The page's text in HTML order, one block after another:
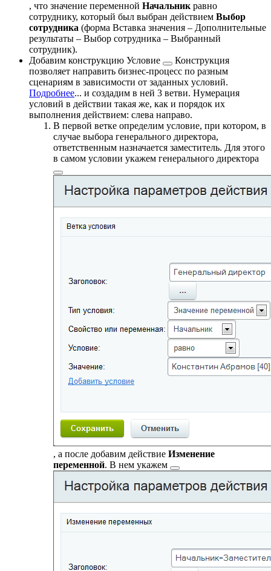
, что значение переменной Начальник равно
сотруднику, который был выбран действием Выбор
сотрудника (форма Вставка значения – Дополнительные
результаты – Выбор сотрудника – Выбранный
сотрудник).
Добавим конструкцию Условие
Конструкция
позволяет направить бизнес-процесс по разным
сценариям в зависимости от заданных условий.
Подробнее... и создадим в ней 3 ветви. Нумерация
условий в действии такая же, как и порядок их
выполнения действием: слева направо.
В первой ветке определим условие, при котором, в
случае выбора генерального директора,
ответственным назначается заместитель. Для этого
в самом условии укажем генерального директора
, а после добавим действие Изменение
переменной. В нем укажем